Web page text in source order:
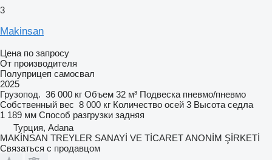
3
Makinsan
Цена по запросу
От производителя
Полуприцеп самосвал
2025
Грузопод. 36 000 кг Объем 32 м³ Подвеска пневмо/пневмо
Собственный вес 8 000 кг Количество осей 3 Высота седла
1 189 мм Способ разгрузки задняя
Турция, Adana
MAKİNSAN TREYLER SANAYİ VE TİCARET ANONİM ŞİRKETİ
Связаться с продавцом